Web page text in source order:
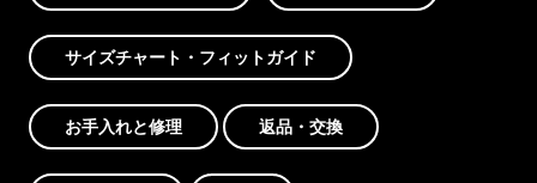
サイズチャート・フィットガイド
お手入れと修理 返品・交換